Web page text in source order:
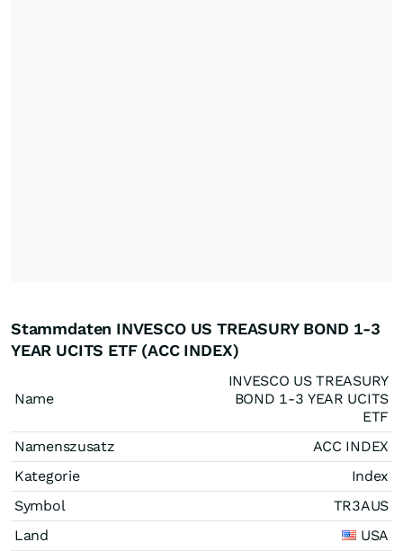
Stammdaten INVESCO US TREASURY BOND 1-3
YEAR UCITS ETF (ACC INDEX)
Name
INVESCO US TREASURY
BOND 1-3 YEAR UCITS
ETF
Namenszusatz
ACC INDEX
Kategorie
Index
Symbol
TR3AUS
Land
USA